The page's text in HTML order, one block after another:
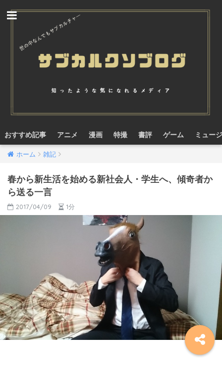
おすすめ記事 アニメ 漫画 特撮 書評 ゲーム ミュー
ホーム 雑記
春から新生活を始める新社会人・学生へ、傾奇者か
ら送る一言
2017/04/09 1分